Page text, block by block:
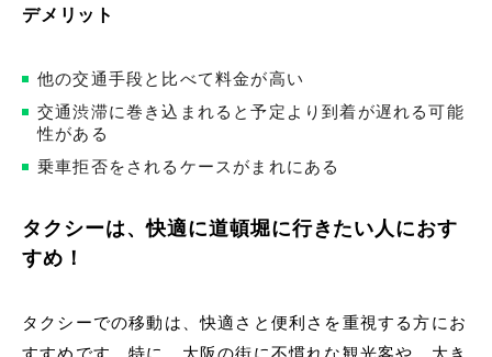
デメリット
他の交通手段と比べて料金が高い
交通渋滞に巻き込まれると予定より到着が遅れる可能
性がある
乗車拒否をされるケースがまれにある
タクシーは、快適に道頓堀に行きたい人におす
すめ！
タクシーでの移動は、快適さと便利さを重視する方にお